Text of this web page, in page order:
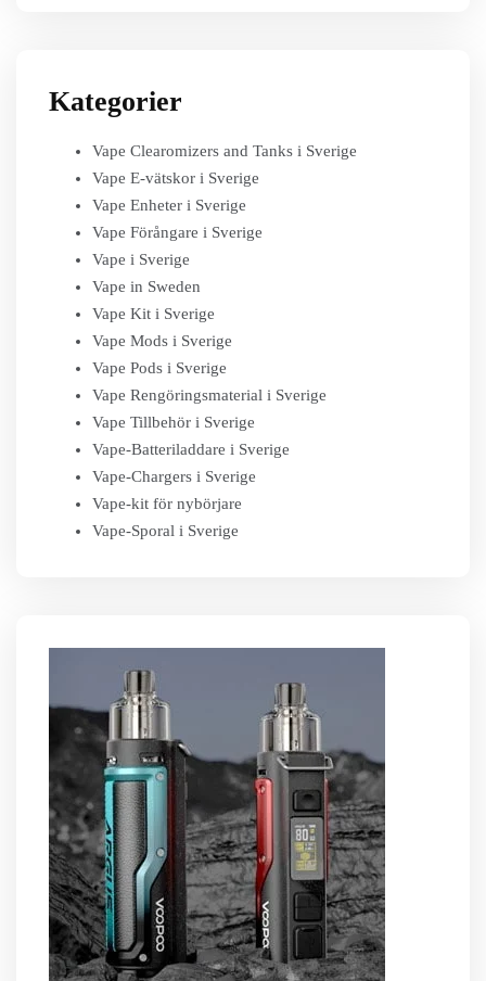
Kategorier
Vape Clearomizers and Tanks i Sverige
Vape E-vätskor i Sverige
Vape Enheter i Sverige
Vape Förångare i Sverige
Vape i Sverige
Vape in Sweden
Vape Kit i Sverige
Vape Mods i Sverige
Vape Pods i Sverige
Vape Rengöringsmaterial i Sverige
Vape Tillbehör i Sverige
Vape-Batteriladdare i Sverige
Vape-Chargers i Sverige
Vape-kit för nybörjare
Vape-Sporal i Sverige